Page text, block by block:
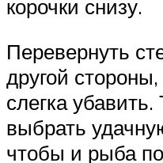
корочки снизу.
Перевернуть
другой
слегка убавить.
выбрать
чтобы и рыба